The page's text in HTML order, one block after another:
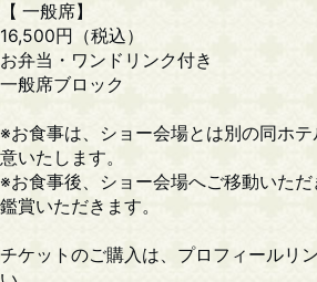
【 一般席】
16,500円（税込）
お弁当・ワンドリンク付き
一般席ブロック
※お食事は、ショー会場とは別の同ホ
意いたします。
※お食事後、ショー会場へご移動いた
鑑賞いただきます。
チケットのご購入は、プロフィールリ